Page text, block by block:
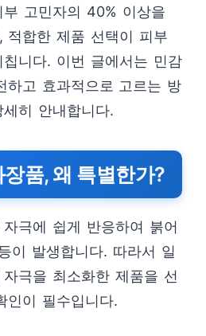
고민자의 40% 이상을
적합한 제품 선택이 피부
니다. 이번 글에서는 민감
하고 효과적으로 고르는 방
히 안내합니다.
품, 왜 특별한가?
극에 쉽게 반응하여 붉어
이 발생합니다. 따라서 일
극을 최소화한 제품을 선
인이 필수입니다.